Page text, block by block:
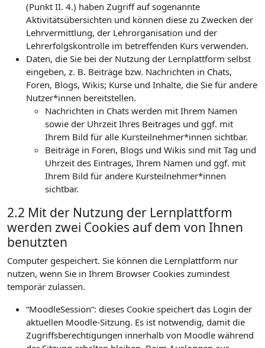
(Punkt II. 4.) haben Zugriff auf sogenannte
Aktivitätsübersichten und können diese zu Zwecken der
Lehrvermittlung, der Lehrorganisation und der
Lehrerfolgskontrolle im betreffenden Kurs verwenden.
Daten, die Sie bei der Nutzung der Lernplattform selbst
eingeben, z. B. Beiträge bzw. Nachrichten in Chats,
Foren, Blogs, Wikis; Kurse und Inhalte, die Sie für andere
Nutzer*innen bereitstellen.
Nachrichten in Chats werden mit Ihrem Namen
sowie der Uhrzeit Ihres Beitrages und ggf. mit
Ihrem Bild für alle Kursteilnehmer*innen sichtbar.
Beiträge in Foren, Blogs und Wikis sind mit Tag und
Uhrzeit des Eintrages, Ihrem Namen und ggf. mit
Ihrem Bild für andere Kursteilnehmer*innen
sichtbar.
2.2 Mit der Nutzung der Lernplattform
werden zwei Cookies auf dem von Ihnen
benutzten
Computer gespeichert. Sie können die Lernplattform nur
nutzen, wenn Sie in Ihrem Browser Cookies zumindest
temporär zulassen.
“MoodleSession“: dieses Cookie speichert das Login der
aktuellen Moodle-Sitzung. Es ist notwendig, damit die
Zugriffsberechtigungen innerhalb von Moodle während